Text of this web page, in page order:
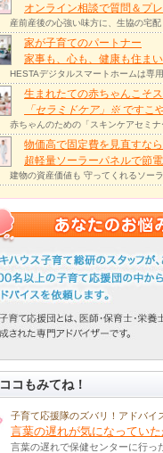
オンライン相談で質問＆プ
産前産後の心強い味方に、生協の宅
家が子育てのパートナー
家事も、心も、健康も住ま
HESTAデジタルスマートホームは専
生まれたての赤ちゃんこそ
「セラミドケア」 ※ですこ
赤ちゃんのための「スキンケアセミ
物価高で固定費を見直すなら
超軽量ソーラーパネルで節
建物の資産価値も 守ってくれるソー
ココもみてね！
子育て応援隊のズバリ！アドバイ
言葉の遅れが気になってい
言葉の遅れで保健センターに行っ